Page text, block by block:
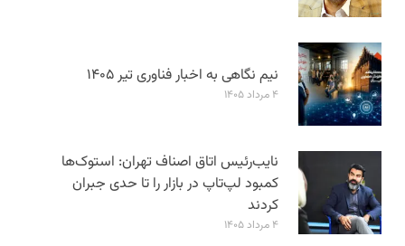
نیم نگاهی به اخبار فناوری تیر ۱۴۰۵
۴ مرداد ۱۴۰۵
نایب‌رئیس اتاق اصناف تهران: استوک‌ها
کمبود لپ‌تاپ در بازار را تا حدی جبران
کردند
۴ مرداد ۱۴۰۵